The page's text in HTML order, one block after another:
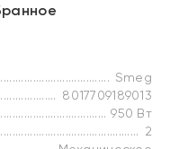
Smeg
8017709189013
950 Вт
2